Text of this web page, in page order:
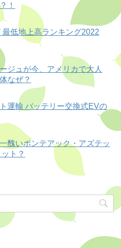
！
最低地上高ランキング2022
ジュが今、アメリカで大人
なぜ？
ト運輸 バッテリー交換式EVの
醜いポンテアック・アズテッ
ト？